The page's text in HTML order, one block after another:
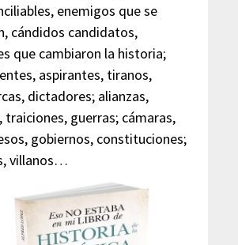
enemigos que se
cándidos candidatos,
que cambiaron la historia;
aspirantes, tiranos,
dictadores; alianzas,
traiciones, guerras; cámaras,
gobiernos, constituciones;
villanos…